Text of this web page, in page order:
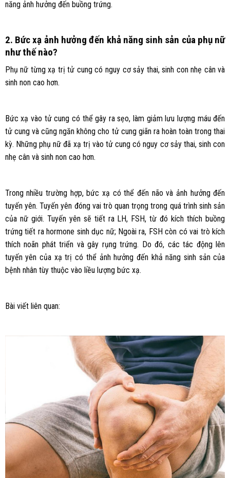
năng ảnh hưởng đến buồng trứng.
2. Bức xạ ảnh hưởng đến khả năng sinh sản của phụ nữ
như thế nào?
Phụ nữ từng xạ trị tử cung có nguy cơ sảy thai, sinh con nhẹ cân và
sinh non cao hơn.
Bức xạ vào tử cung có thể gây ra sẹo, làm giảm lưu lượng máu đến
tử cung và cũng ngăn không cho tử cung giãn ra hoàn toàn trong thai
kỳ. Những phụ nữ đã xạ trị vào tử cung có nguy cơ sảy thai, sinh con
nhẹ cân và sinh non cao hơn.
Trong nhiều trường hợp, bức xạ có thể đến não và ảnh hưởng đến
tuyến yên. Tuyến yên đóng vai trò quan trọng trong quá trình sinh sản
của nữ giới. Tuyến yên sẽ tiết ra LH, FSH, từ đó kích thích buồng
trứng tiết ra hormone sinh dục nữ; Ngoài ra, FSH còn có vai trò kích
thích noãn phát triển và gây rụng trứng. Do đó, các tác động lên
tuyến yên của xạ trị có thể ảnh hưởng đến khả năng sinh sản của
bệnh nhân tùy thuộc vào liều lượng bức xạ.
Bài viết liên quan: